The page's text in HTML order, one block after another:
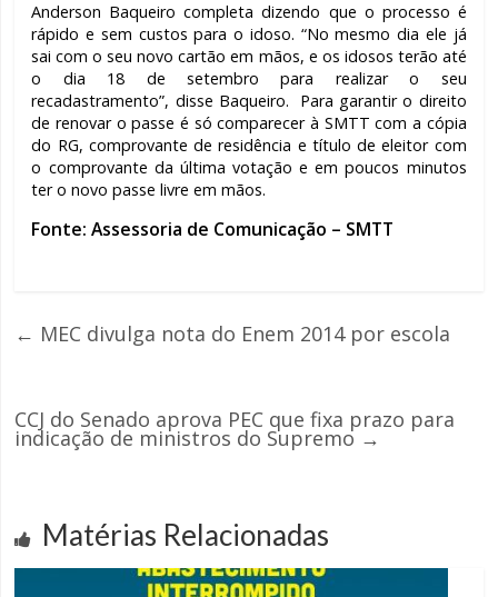
Anderson Baqueiro completa dizendo que o processo é
rápido e sem custos para o idoso. “No mesmo dia ele já
sai com o seu novo cartão em mãos, e os idosos terão até
o dia 18 de setembro para realizar o seu
recadastramento”, disse Baqueiro. Para garantir o direito
de renovar o passe é só comparecer à SMTT com a cópia
do RG, comprovante de residência e título de eleitor com
o comprovante da última votação e em poucos minutos
ter o novo passe livre em mãos.
Fonte: Assessoria de Comunicação – SMTT
← MEC divulga nota do Enem 2014 por escola
CCJ do Senado aprova PEC que fixa prazo para
indicação de ministros do Supremo →
Matérias Relacionadas